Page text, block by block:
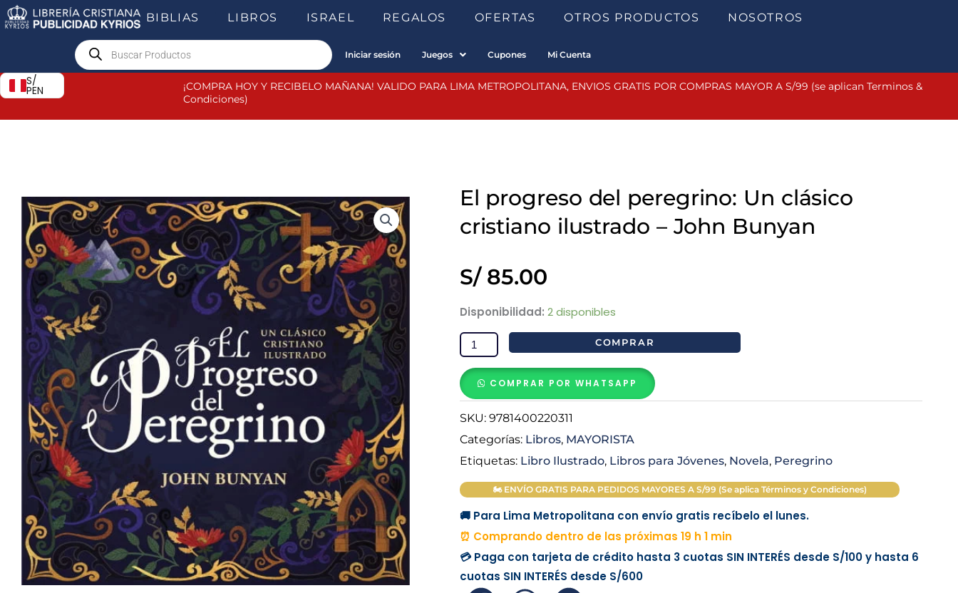
al
BIBLIAS LIBROS ISRAEL REGALOS OFERTAS OTROS PRODUCTOS NOSOTROS
Products
search Iniciar sesión Juegos Cupones Mi Cuenta
S/
PEN
¡COMPRA HOY Y RECIBELO MAÑANA! VALIDO PARA LIMA METROPOLITANA, ENVIOS GRATIS POR COMPRAS MAYOR A S/99 (se aplican Terminos &
Condiciones)
El progreso del peregrino: Un clásico
cristiano ilustrado – John Bunyan
S/85.00
Disponibilidad: 2 disponibles
El
progreso
del
peregrino:
Un
cristiano
ilustrado
-
John
cantidad
COMPRAR
COMPRAR POR WHATSAPP
SKU: 9781400220311
Categorías: Libros, MAYORISTA
Etiquetas: Libro Ilustrado, Libros para Jóvenes, Novela, Peregrino
🏍 ENVÍO GRATIS PARA PEDIDOS MAYORES A S/99 (Se aplica Términos y Condiciones)
🚚 Para Lima Metropolitana con envío gratis recíbelo el lunes.
⏰ Comprando dentro de las próximas 19 h 1 min
💳 Paga con tarjeta de crédito hasta 3 cuotas SIN INTERÉS desde S/100y hasta 6
cuotas SIN INTERÉS desde S/600